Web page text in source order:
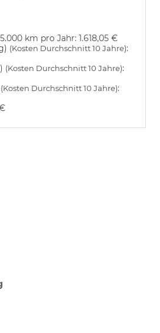
km pro Jahr: 1.618,05 €
(Kosten Durchschnitt 10 Jahre):
(Kosten Durchschnitt 10 Jahre):
(Kosten Durchschnitt 10 Jahre):